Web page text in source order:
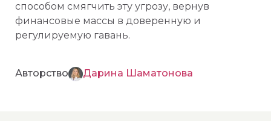
способом смягчить эту угрозу, вернув
финансовые массы в доверенную и
регулируемую гавань.
Авторство Дарина Шаматонова